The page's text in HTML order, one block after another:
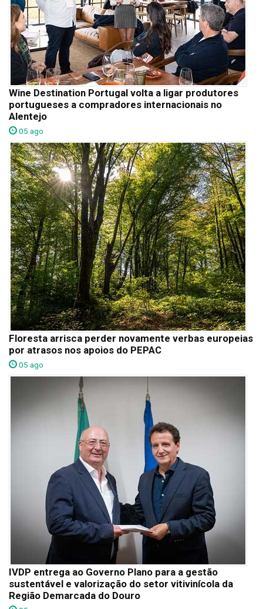
Wine Destination Portugal volta a ligar produtores
portugueses a compradores internacionais no
Alentejo
05 ago
Floresta arrisca perder novamente verbas europeias
por atrasos nos apoios do PEPAC
05 ago
IVDP entrega ao Governo Plano para a gestão
sustentável e valorização do setor vitivinícola da
Região Demarcada do Douro